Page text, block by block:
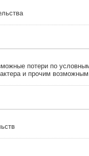
потери по
и прочим